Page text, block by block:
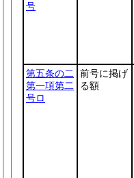
号
第五条の二
第一項第二
号ロ
前号に掲げ
る額